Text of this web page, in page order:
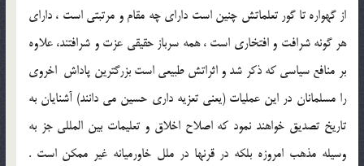
از گهواره تا گور تعلماتش چنين است داراى چه مقام و مرتبتى است ، داراى
هر گونه شرافت و افتخارى است ، همه سرباز حقيقى عزت و شرافتند، علاوه
بر منافع سياسى كه ذكر شد و اثراتش طبيعى است بزرگترين پاداش ‍ اخروى
را مسلمانان در اين عمليات (يعنى تعزيه دارى حسين مى دانند) آشنايان به
تاريخ تصديق خواهند نمود كه اصلاح اخلاق و تعليمات بين المللى جز به
وسيله مذهب امروزه بلكه در قرنها در ملل خاورميانه غير ممكن است .